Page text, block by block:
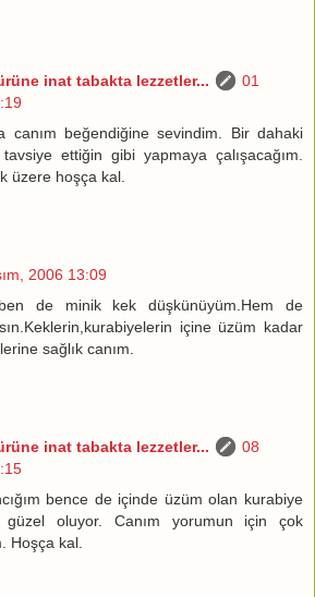
inat tabakta lezzetler...
01
canım beğendiğine sevindim. Bir dahaki
tavsiye ettiğin gibi yapmaya çalışacağım.
üzere hoşça kal.
2006 13:09
ben de minik kek düşkünüyüm.Hem de
içine üzüm kadar
sağlık canım.
inat tabakta lezzetler...
08
bence de içinde üzüm olan kurabiye
oluyor. Canım yorumun için çok
Hoşça kal.